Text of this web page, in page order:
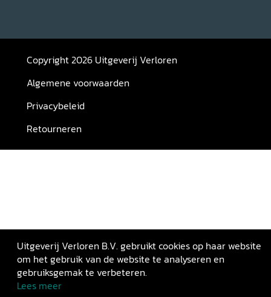
Copyright 2026 Uitgeverij Verloren
Algemene voorwaarden
Privacybeleid
Retourneren
Uitgeverij Verloren B.V. gebruikt cookies op haar website
om het gebruik van de website te analyseren en
gebruiksgemak te verbeteren.
Lees meer